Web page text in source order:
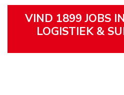
VIND 1899 JOBS
LOGISTIEK &